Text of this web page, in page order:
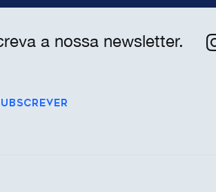
a nossa newsletter.